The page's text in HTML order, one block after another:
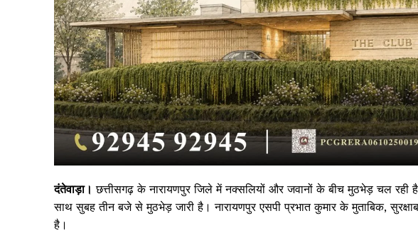
दंतेवाड़ा। छत्तीसगढ़ के नारायणपुर जिले में नक्सलियों और जवानों के बीच मुठभेड़ चल
साथ सुबह तीन बजे से मुठभेड़ जारी है। नारायणपुर एसपी प्रभात कुमार के मुताबिक,
है।